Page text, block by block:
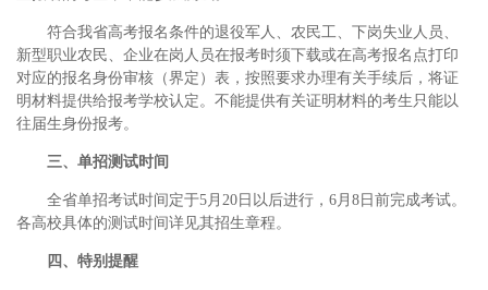
符合我省高考报名条件的退役军人、农民工、下岗失业人员、
新型职业农民、企业在岗人员在报考时须下载或在高考报名点打印
对应的报名身份审核（界定）表，按照要求办理有关手续后，将证
明材料提供给报考学校认定。不能提供有关证明材料的考生只能以
往届生身份报考。
三、单招测试时间
全省单招考试时间定于5月20日以后进行，6月8日前完成考试。
各高校具体的测试时间详见其招生章程。
四、特别提醒